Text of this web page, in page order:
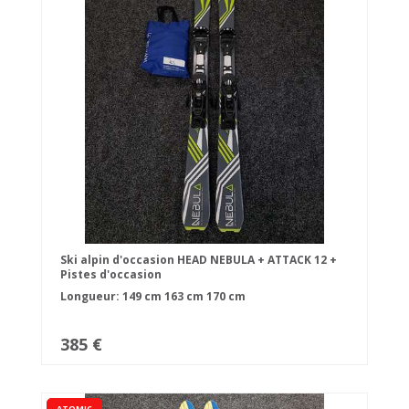
Ski alpin d'occasion HEAD NEBULA + ATTACK 12 +
Pistes d'occasion
Longueur: 149 cm 163 cm 170 cm
385 €